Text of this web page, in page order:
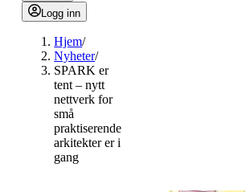
Logg inn
Hjem/
Nyheter/
SPARK er
tent – nytt
nettverk for
små
praktiserende
arkitekter er i
gang